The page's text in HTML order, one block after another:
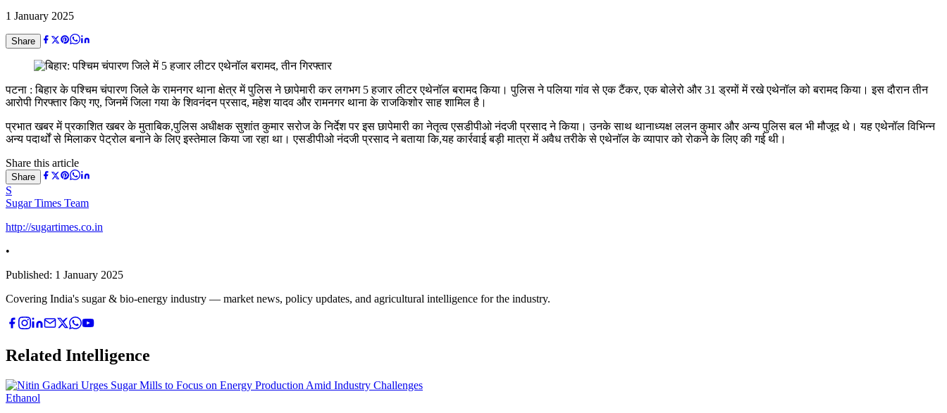
1 January 2025
Share
पटना : बिहार के पश्चिम चंपारण जिले के रामनगर थाना क्षेत्र में पुलिस ने छापेमारी कर लगभग 5 हजार लीटर एथेनॉल बरामद किया। पुलिस ने पलिया गांव से एक टैंकर, एक बोलेरो और 31 ड्रमों में रखे एथेनॉल को बरामद किया। इस दौरान तीन
आरोपी गिरफ्तार किए गए, जिनमें जिला गया के शिवनंदन प्रसाद, महेश यादव और रामनगर थाना के राजकिशोर साह शामिल है।
प्रभात खबर में प्रकाशित खबर के मुताबिक,पुलिस अधीक्षक सुशांत कुमार सरोज के निर्देश पर इस छापेमारी का नेतृत्व एसडीपीओ नंदजी प्रसाद ने किया। उनके साथ थानाध्यक्ष ललन कुमार और अन्य पुलिस बल भी मौजूद थे। यह एथेनॉल विभिन्न
अन्य पदार्थों से मिलाकर पेट्रोल बनाने के लिए इस्तेमाल किया जा रहा था। एसडीपीओ नंदजी प्रसाद ने बताया कि,यह कार्रवाई बड़ी मात्रा में अवैध तरीके से एथेनॉल के व्यापार को रोकने के लिए की गई थी।
Share this article
Share
S
Sugar Times Team
http://sugartimes.co.in
•
Published: 1 January 2025
Covering India's sugar & bio-energy industry — market news, policy updates, and agricultural intelligence for the industry.
Related Intelligence
Ethanol